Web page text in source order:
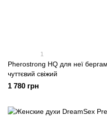
1
Pherostrong HQ для неї
чуттєвий свіжий
1 780 грн